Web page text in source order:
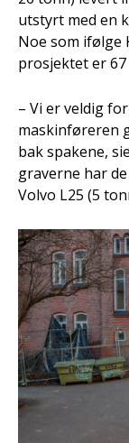
utstyrt med en
Noe som ifølge
prosjektet er
– Vi er veldig
maskinføreren
bak spakene,
graverne har
Volvo L25 (5